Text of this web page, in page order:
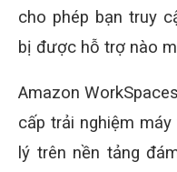
cho phép bạn truy
bị được hỗ trợ nào
Amazon
cấp trải nghiệm
lý trên nền tảng